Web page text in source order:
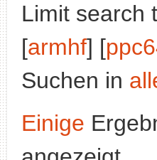
Limit search
[armhf] [
Suchen in
Einige